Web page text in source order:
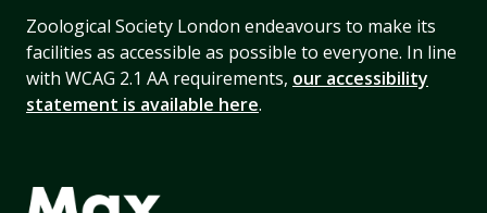
Zoological Society London endeavours to make its
facilities as accessible as possible to everyone. In line
with WCAG 2.1 AA requirements, our accessibility
statement is available here.